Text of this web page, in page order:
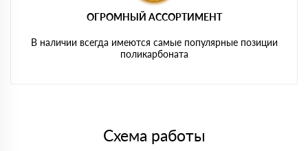
ОГРОМНЫЙ АССОРТИМЕНТ
В наличии всегда имеются самые популярные позиции
поликарбоната
Схема работы